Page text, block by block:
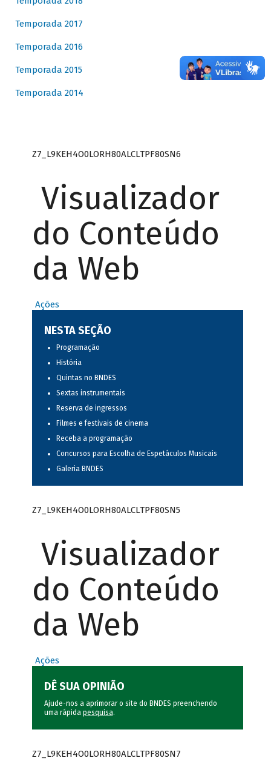
Temporada 2017
Temporada 2016
Temporada 2015
Temporada 2014
Z7_L9KEH4O0LORH80ALCLTPF80SN6
Visualizador
do Conteúdo
da Web
Ações
NESTA SEÇÃO
Programação
História
Quintas no BNDES
Sextas instrumentais
Reserva de ingressos
Filmes e festivais de cinema
Receba a programação
Concursos para Escolha de Espetáculos Musicais
Galeria BNDES
Z7_L9KEH4O0LORH80ALCLTPF80SN5
Visualizador
do Conteúdo
da Web
Ações
DÊ SUA OPINIÃO
Ajude-nos a aprimorar o site do BNDES preenchendo
uma rápida pesquisa.
Z7_L9KEH4O0LORH80ALCLTPF80SN7